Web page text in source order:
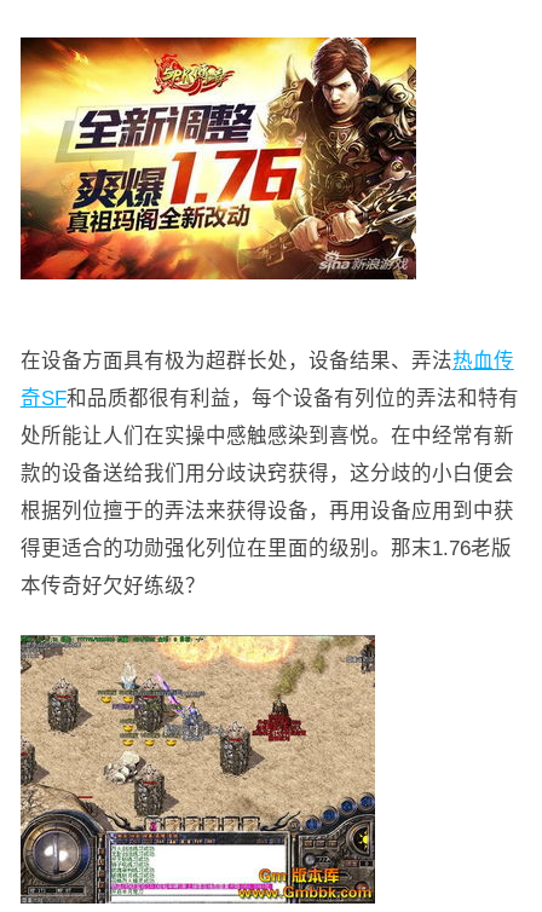
在设备方面具有极为超群长处，设备结果、弄法热血传
奇SF和品质都很有利益，每个设备有列位的弄法和特有
处所能让人们在实操中感触感染到喜悦。在中经常有新
款的设备送给我们用分歧诀窍获得，这分歧的小白便会
根据列位擅于的弄法来获得设备，再用设备应用到中获
得更适合的功勋强化列位在里面的级别。那末1.76老版
本传奇好欠好练级？